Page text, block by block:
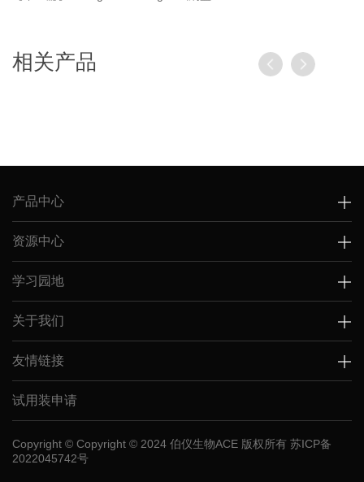
相关产品
产品中心
资源中心
学习园地
关于我们
友情链接
试用装申请
Copyright © Copyright © 2024 伯仪生物ACE 版权所有 苏ICP备
2022045742号